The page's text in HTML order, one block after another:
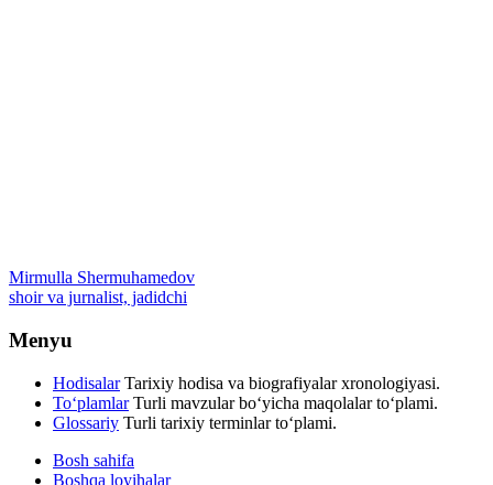
Mirmulla Shermuhamedov
shoir va jurnalist, jadidchi
Menyu
Hodisalar Tarixiy hodisa va biografiyalar xronologiyasi.
To‘plamlar Turli mavzular bo‘yicha maqolalar to‘plami.
Glossariy Turli tarixiy terminlar to‘plami.
Bosh sahifa
Boshqa loyihalar